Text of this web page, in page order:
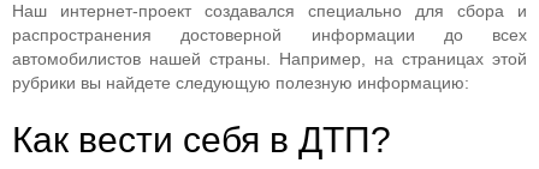
Наш интернет-проект создавался специально для сбора и
распространения достоверной информации до всех
автомобилистов нашей страны. Например, на страницах этой
рубрики вы найдете следующую полезную информацию:
Как вести себя в ДТП?